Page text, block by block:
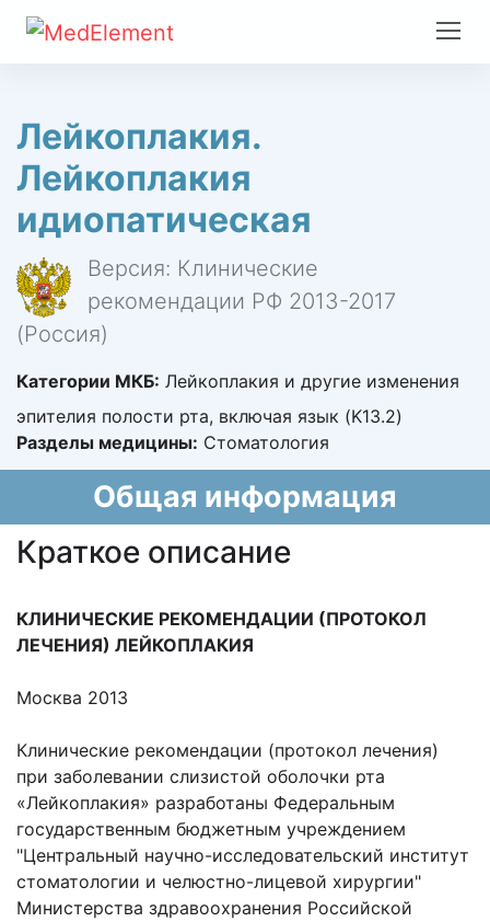
Лейкоплакия.
Лейкоплакия
идиопатическая
Версия: Клинические
рекомендации РФ 2013-2017
(Россия)
Категории МКБ: Лейкоплакия и другие изменения
эпителия полости рта, включая язык (K13.2)
Разделы медицины: Стоматология
Общая информация
Краткое описание
КЛИНИЧЕСКИЕ РЕКОМЕНДАЦИИ (ПРОТОКОЛ
ЛЕЧЕНИЯ) ЛЕЙКОПЛАКИЯ
Москва 2013
Клинические рекомендации (протокол лечения)
при заболевании слизистой оболочки рта
«Лейкоплакия» разработаны Федеральным
государственным бюджетным учреждением
"Центральный научно-исследовательский институт
стоматологии и челюстно-лицевой хирургии"
Министерства здравоохранения Российской